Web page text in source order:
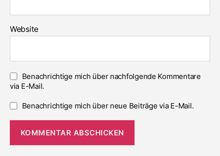
Website
Benachrichtige mich über nachfolgende Kommentare
via E-Mail.
Benachrichtige mich über neue Beiträge via E-Mail.